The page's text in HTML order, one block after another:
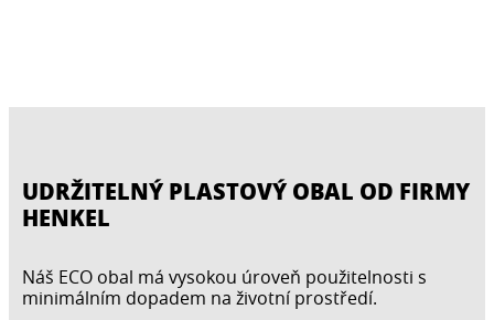
UDRŽITELNÝ PLASTOVÝ OBAL OD FIRMY
HENKEL
Náš ECO obal má vysokou úroveň použitelnosti s
minimálním dopadem na životní prostředí.